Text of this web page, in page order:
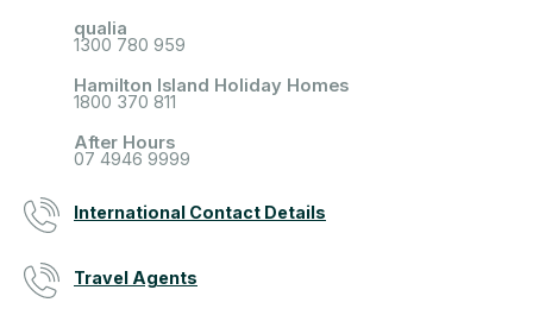
qualia
1300 780 959
Hamilton Island Holiday Homes
1800 370 811
After Hours
07 4946 9999
International Contact Details
Travel Agents